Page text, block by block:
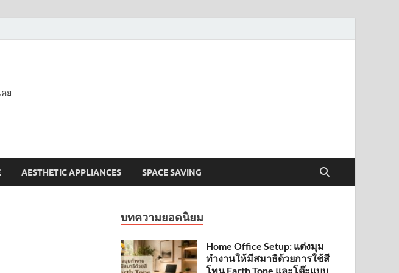
ย
AESTHETIC APPLIANCES SPACE SAVING
บทความยอดนิยม
Home Office Setup: แต่งมุม
ทำงานให้มีสมาธิด้วยการใช้สี
โทน Earth Tone และโต๊ะแบบ